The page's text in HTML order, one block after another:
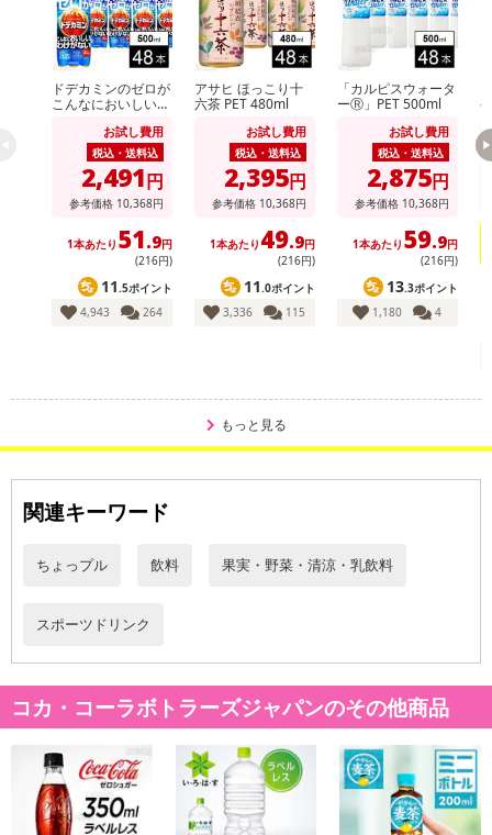
休業日
その他共通および商品カテゴリー別注意事項（※必ずご確認くだ
さい）
こちらの情報は2026年07月09日 時点での情報となります。
ドデカミンのゼロが
こんなにおいしいわ
お試し費用
税込・送料込
2,491円
参考価格 10,368円
1本あたり 51.9円
(216円)
11 .5ポイント
4,943
264
アサヒ ほっこり十
六茶 PET 480ml
お試し費用
税込・送料込
2,395円
参考価格 10,368円
1本あたり 49.9円
(216円)
11 .0ポイント
3,336
115
「カルピスウォータ
ーⓇ」PET 500ml
お試し費用
税込・送料込
2,875円
参考価格 10,368円
1本あたり 59.9円
(216円)
13.3ポイント
1,180
4
もっと見る
関連キーワード
ちょっプル 飲料 果実・野菜・清涼・乳飲料
スポーツドリンク
コカ・コーラボトラーズジャパンのその他商品